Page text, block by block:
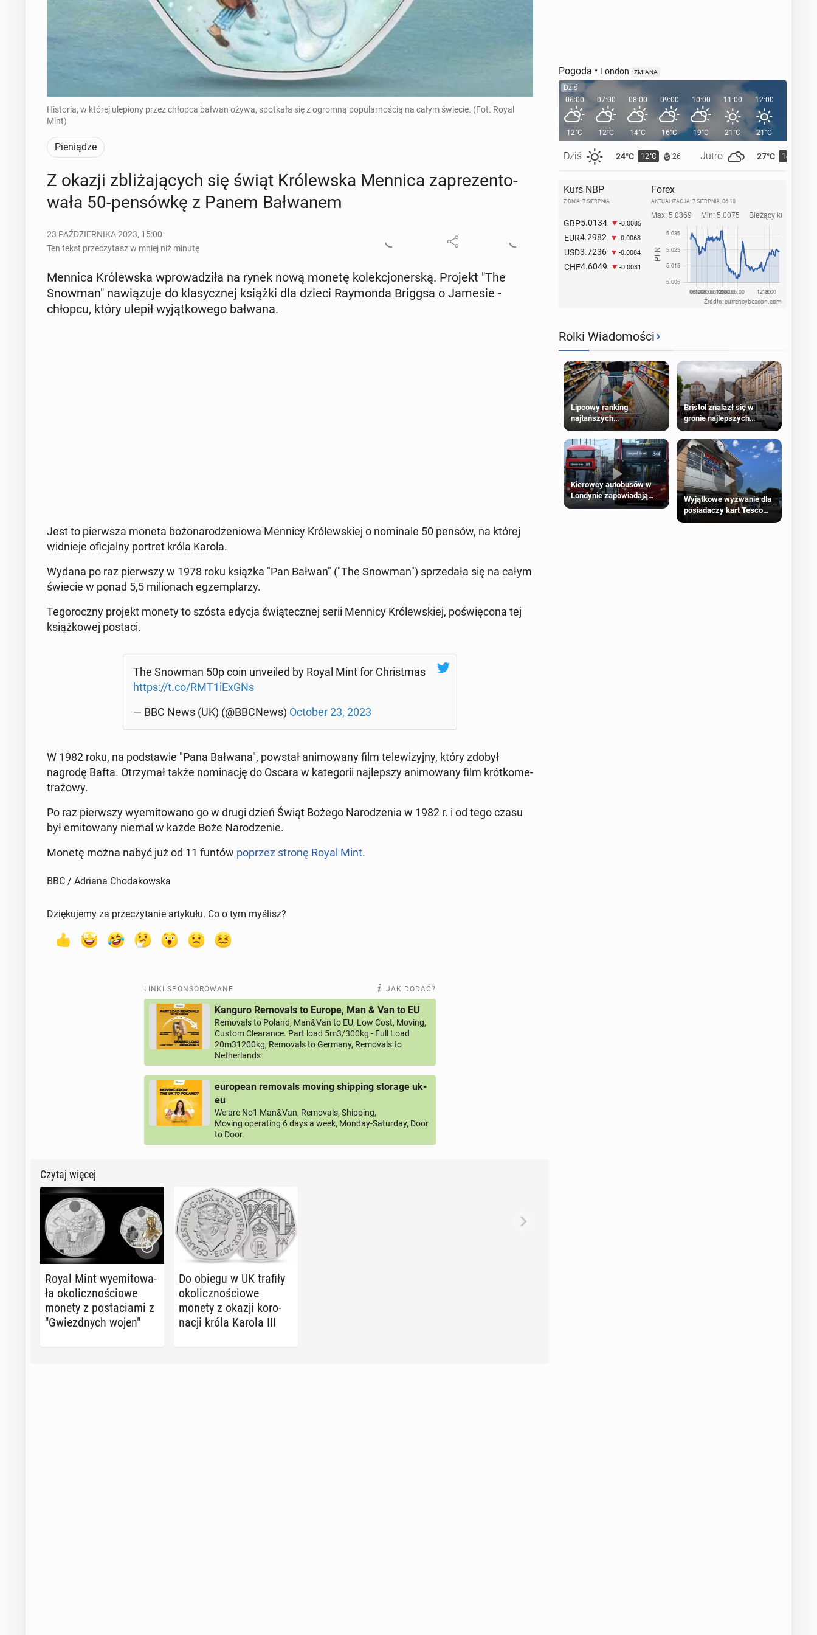
Historia, w której ulepiony przez chłopca bałwan ożywa, spotkała się z ogromną popularnością na całym świecie. (Fot. Royal
Mint)
Pieniądze
Z okazji zbli­ża­ją­cych się świąt Kró­lew­ska Mennica za­pre­zen­to­
wa­ła 50-pen­sów­kę z Panem Bał­wa­nem
23 PAŹDZIERNIKA 2023, 15:00
Ten tekst przeczytasz w mniej niż minutę
Mennica Kró­lew­ska wpro­wa­dzi­ła na rynek nową monetę ko­lek­cjo­ner­ską. Projekt "The
Snowman" na­wią­zu­je do kla­sycz­nej książki dla dzieci Ray­mon­da Briggsa o Jamesie -
chłopcu, który ulepił wy­jąt­ko­we­go bałwana.
Jest to pierw­sza moneta bo­żo­na­ro­dze­nio­wa Mennicy Kró­lew­skiej o no­mi­na­le 50 pensów, na której
wid­nie­je ofi­cjal­ny portret króla Karola.
Wydana po raz pierw­szy w 1978 roku książka "Pan Bałwan" ("The Snowman") sprze­da­ła się na całym
świecie w ponad 5,5 mi­lio­nach eg­zem­pla­rzy.
Te­go­rocz­ny projekt monety to szósta edycja świą­tecz­nej serii Mennicy Kró­lew­skiej, po­świę­co­na tej
książ­ko­wej postaci.
The Snowman 50p coin unve­iled by Royal Mint for Chri­st­mas
https://t.co/RMT1iExGNs
— BBC News (UK) (@BBCNews) October 23, 2023
W 1982 roku, na pod­sta­wie "Pana Bałwana", powstał ani­mo­wa­ny film te­le­wi­zyj­ny, który zdobył
nagrodę Bafta. Otrzy­mał także no­mi­na­cję do Oscara w ka­te­go­rii naj­lep­szy ani­mo­wa­ny film krót­ko­me­
tra­żo­wy.
Po raz pierw­szy wy­emi­to­wa­no go w drugi dzień Świąt Bożego Na­ro­dze­nia w 1982 r. i od tego czasu
był emi­to­wa­ny niemal w każde Boże Na­ro­dze­nie.
Monetę można nabyć już od 11 funtów poprzez stronę Royal Mint.
BBC / Adriana Chodakowska
Dziękujemy za przeczytanie artykułu. Co o tym myślisz?
LINKI SPONSOROWANE JAK DODAĆ?
Kanguro Removals to Europe, Man & Van to EU
Removals to Poland, Man&Van to EU, Low Cost, Moving,
Custom Clearance. Part load 5m3/300kg - Full Load
20m31200kg, Removals to Germany, Removals to
Netherlands
european removals moving shipping storage uk-
eu
We are No1 Man&Van, Removals, Shipping,
Moving operating 6 days a week, Monday-Saturday, Door
to Door.
Czytaj więcej
Royal Mint wy­emi­to­wa­
ła oko­licz­no­ścio­we
monety z po­sta­cia­mi z
"Gwiezd­nych wojen"
Do obiegu w UK trafiły
oko­licz­no­ścio­we
monety z okazji ko­ro­
na­cji króla Karola III
Pogoda • London ZMIANA
Dziś
06:00
12°C
Dziś 24°C 12°C 26 Jutro 27°C 14°C
07:00
12°C
08:00
14°C
09:00
16°C
10:00
19°C
11:00
21°C
12:00
21°C
Kurs NBP
Z DNIA: 7 SIERPNIA
GBP5.0134 -0.0085
EUR4.2982 -0.0068
USD3.7236 -0.0084
CHF4.6049 -0.0031
Forex
AKTUALIZACJA: 7 SIERPNIA, 06:10
Źródło: currencybeacon.com
Rolki Wiadomości›
Lipcowy ranking
najtańszych
supermarketów
Bristol znalazł się w
gronie najlepszych
kierunków podróży na
świecie
Kierowcy autobusów w
Londynie zapowiadają
strajki
Wyjątkowe wyzwanie dla
posiadaczy kart Tesco
Clubcard!